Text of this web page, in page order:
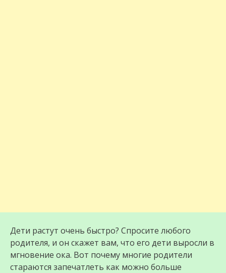
Дети растут очень быстро? Спросите любого
родителя, и он скажет вам, что его дети выросли в
мгновение ока. Вот почему многие родители
стараются запечатлеть как можно больше